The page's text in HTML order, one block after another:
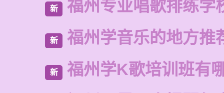
新 福州专业唱歌排练学
新 福州学音乐的地方推
新 福州学K歌培训班有